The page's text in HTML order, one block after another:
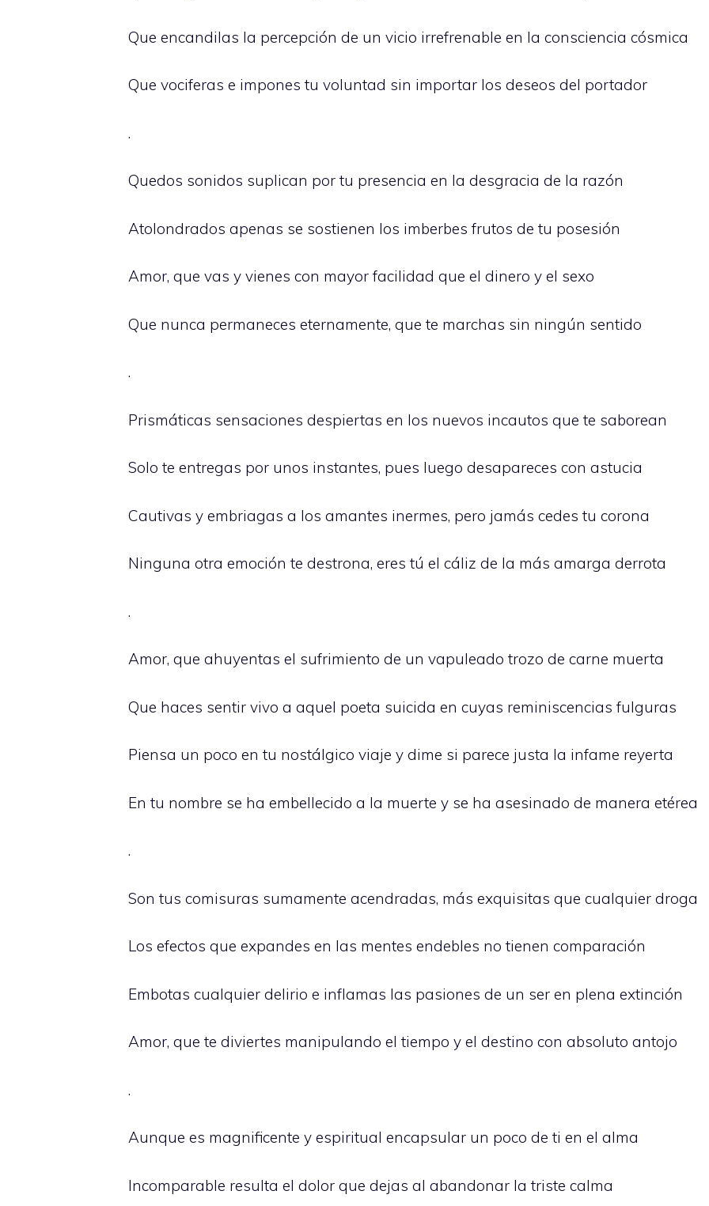
Que encandilas la percepción de un vicio irrefrenable en la consciencia cósmica
Que vociferas e impones tu voluntad sin importar los deseos del portador
.
Quedos sonidos suplican por tu presencia en la desgracia de la razón
Atolondrados apenas se sostienen los imberbes frutos de tu posesión
Amor, que vas y vienes con mayor facilidad que el dinero y el sexo
Que nunca permaneces eternamente, que te marchas sin ningún sentido
.
Prismáticas sensaciones despiertas en los nuevos incautos que te saborean
Solo te entregas por unos instantes, pues luego desapareces con astucia
Cautivas y embriagas a los amantes inermes, pero jamás cedes tu corona
Ninguna otra emoción te destrona, eres tú el cáliz de la más amarga derrota
.
Amor, que ahuyentas el sufrimiento de un vapuleado trozo de carne muerta
Que haces sentir vivo a aquel poeta suicida en cuyas reminiscencias fulguras
Piensa un poco en tu nostálgico viaje y dime si parece justa la infame reyerta
En tu nombre se ha embellecido a la muerte y se ha asesinado de manera etérea
.
Son tus comisuras sumamente acendradas, más exquisitas que cualquier droga
Los efectos que expandes en las mentes endebles no tienen comparación
Embotas cualquier delirio e inflamas las pasiones de un ser en plena extinción
Amor, que te diviertes manipulando el tiempo y el destino con absoluto antojo
.
Aunque es magnificente y espiritual encapsular un poco de ti en el alma
Incomparable resulta el dolor que dejas al abandonar la triste calma